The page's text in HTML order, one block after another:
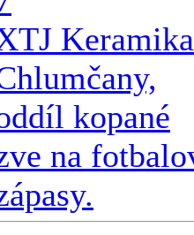
TJ Keramika
kopané
na